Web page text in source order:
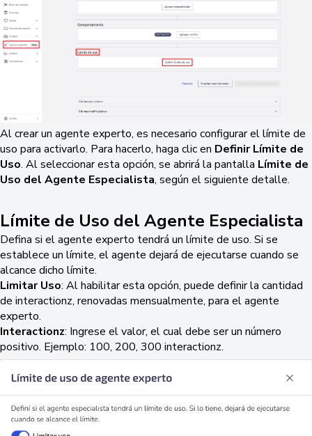
Al crear un agente experto, es necesario configurar el límite de
uso para activarlo. Para hacerlo, haga clic en Definir Límite de
Uso. Al seleccionar esta opción, se abrirá la pantalla Límite de
Uso del Agente Especialista, según el siguiente detalle.
Límite de Uso del Agente Especialista
Defina si el agente experto tendrá un límite de uso. Si se
establece un límite, el agente dejará de ejecutarse cuando se
alcance dicho límite.
Limitar Uso: Al habilitar esta opción, puede definir la cantidad
de interactionz, renovadas mensualmente, para el agente
experto.
Interactionz: Ingrese el valor, el cual debe ser un número
positivo. Ejemplo: 100, 200, 300 interactionz.